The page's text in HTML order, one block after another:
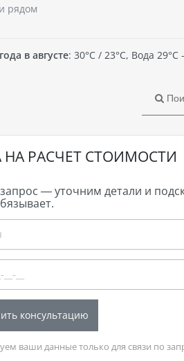
рядом
в августе: 30°C / 23°C, Вода
НА РАСЧЕТ СТОИМОСТИ
— уточним детали и
консультацию
ваши данные только для связи по